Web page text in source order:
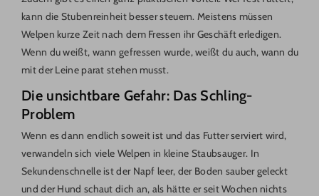
kann die Stubenreinheit besser steuern. Meistens müssen
Welpen kurze Zeit nach dem Fressen ihr Geschäft erledigen.
Wenn du weißt, wann gefressen wurde, weißt du auch, wann du
mit der Leine parat stehen musst.
Die unsichtbare Gefahr: Das Schling-
Problem
Wenn es dann endlich soweit ist und das Futter serviert wird,
verwandeln sich viele Welpen in kleine Staubsauger. In
Sekundenschnelle ist der Napf leer, der Boden sauber geleckt
und der Hund schaut dich an, als hätte er seit Wochen nichts